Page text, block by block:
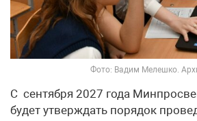
Фото: Вадим Мелешко.
С сентября 2027 года
будет утверждать порядок